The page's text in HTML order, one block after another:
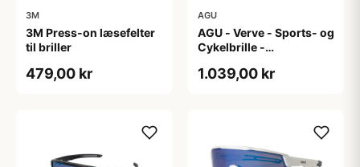
3M
3M Press-on læsefelter
til briller
479,00 kr
AGU
AGU - Verve - Sports- og
Cykelbrille -
Mat Sort
1.039,00 kr